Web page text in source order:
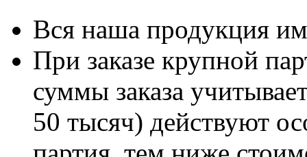
Вся наша продукция
При заказе крупной
суммы заказа
50 тысяч) действуют